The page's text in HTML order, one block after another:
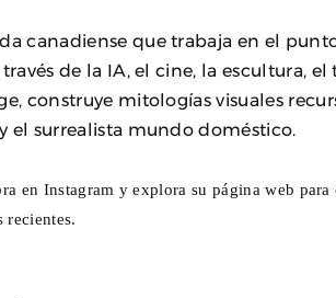
canadiense que trabaja en el
de la IA, el cine, la escultura,
construye mitologías visuales
el surrealista mundo doméstico.
en Instagram y explora su página web
recientes.